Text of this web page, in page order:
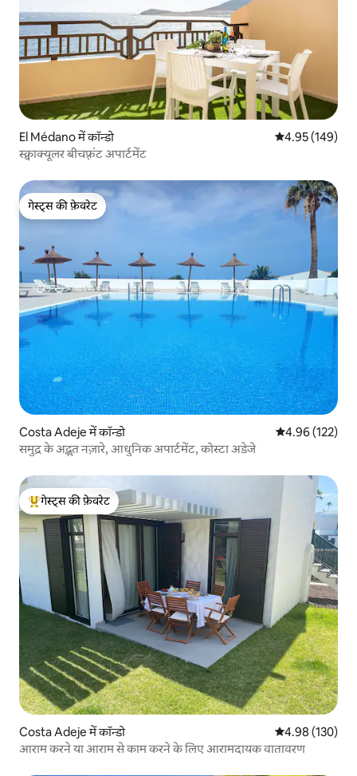
El Médano में कॉन्डो औसत रेटिंग 5 में से
4.95 (149)
स्क्वाक्यूलर बीचफ़्रंट अपार्टमेंट
गेस्ट्स की फ़ेवरेट
गेस्ट्स की फ़ेवरेट
Costa Adeje में कॉन्डो औसत रेटिंग 5 में से
4.96 (122)
समुद्र के अद्भुत नज़ारे, आधुनिक अपार्टमेंट, कोस्टा अडेजे
गेस्ट्स का टॉप फ़ेवरेट
गेस्ट्स की फ़ेवरेट
Costa Adeje में कॉन्डो औसत रेटिंग 5 में से
4.98 (130)
आराम करने या आराम से काम करने के लिए आरामदायक वातावरण